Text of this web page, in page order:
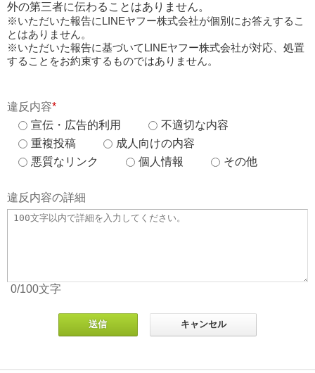
外の第三者に伝わることはありません。
※いただいた報告にLINEヤフー株式会社が個別にお答えするこ
とはありません。
※いただいた報告に基づいてLINEヤフー株式会社が対応、処置
することをお約束するものではありません。
違反内容*
宣伝・広告的利用
不適切な内容
重複投稿
成人向けの内容
悪質なリンク
個人情報 その他
違反内容の詳細
0/100文字